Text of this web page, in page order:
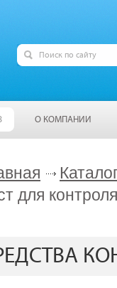
О КОМПАНИИ
для